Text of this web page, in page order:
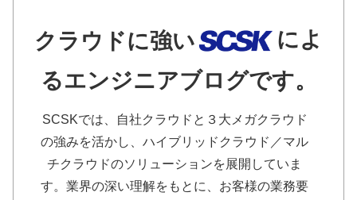
クラウドに強い
によ
るエンジニアブログです。
SCSKでは、自社クラウドと３大メガクラウド
の強みを活かし、ハイブリッドクラウド／マル
チクラウドのソリューションを展開していま
す。業界の深い理解をもとに、お客様の業務要